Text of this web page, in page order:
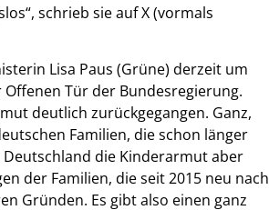
schrieb sie auf X (vormals
Lisa Paus (Grüne) derzeit um
Tür der Bundesregierung.
deutlich zurückgegangen. Ganz,
Familien, die schon länger
Deutschland die Kinderarmut aber
der Familien, die seit 2015 neu nach
Gründen. Es gibt also einen ganz